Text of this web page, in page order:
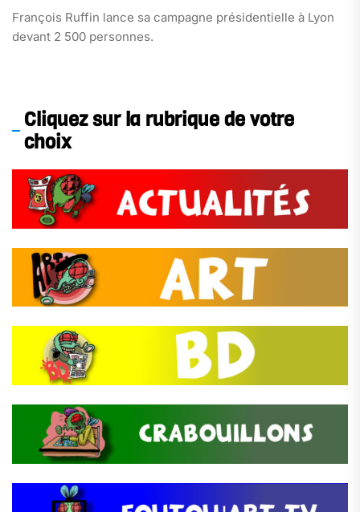
François Ruffin lance sa campagne présidentielle à Lyon
devant 2 500 personnes.
Cliquez sur la rubrique de votre
choix